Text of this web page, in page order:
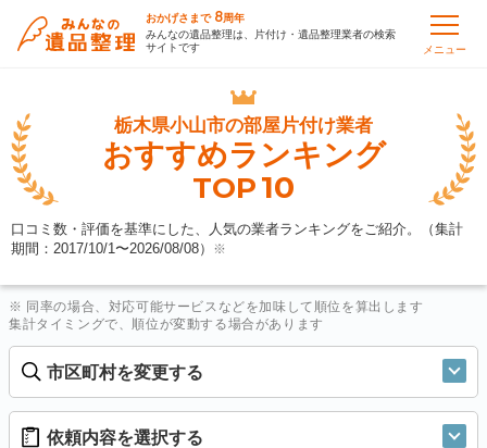
おかげさまで 8周年
みんなの遺品整理は、片付け・遺品整理業者の検索
サイトです
メニュー
栃木県小山市の部屋片付け業者
おすすめランキング
TOP10
口コミ数・評価を基準にした、人気の業者ランキングをご紹介。（集計
期間：2017/10/1〜2026/08/08） ※
※ 同率の場合、対応可能サービスなどを加味して順位を算出します
集計タイミングで、順位が変動する場合があります
市区町村を変更する
依頼内容を選択する